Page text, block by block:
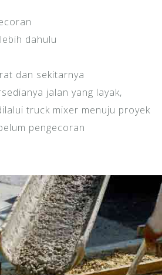
dahulu
dan sekitarnya
jalan yang layak,
truck mixer menuju proyek
pengecoran